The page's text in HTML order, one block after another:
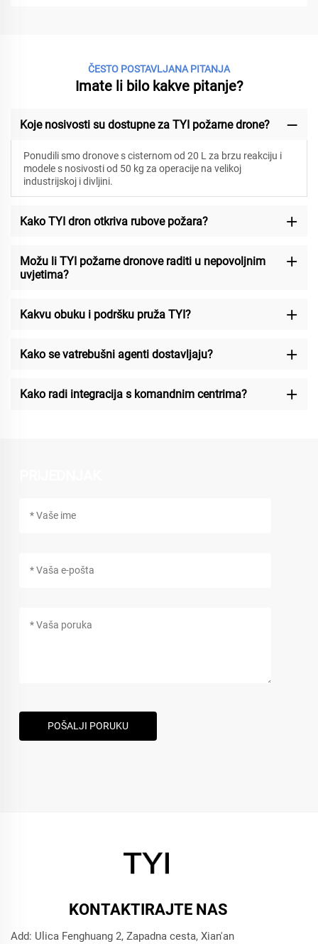
ČESTO POSTAVLJANA PITANJA
Imate li bilo kakve pitanje?
Koje nosivosti su dostupne za TYI požarne drone?
Ponudili smo dronove s cisternom od 20 L za brzu reakciju i
modele s nosivosti od 50 kg za operacije na velikoj
industrijskoj i divljini.
Kako TYI dron otkriva rubove požara?
Možu li TYI požarne dronove raditi u nepovoljnim
uvjetima?
Kakvu obuku i podršku pruža TYI?
Kako se vatrebušni agenti dostavljaju?
Kako radi integracija s komandnim centrima?
POŠALJI PORUKU
KONTAKTIRAJTE NAS
Add: Ulica Fenghuang 2, Zapadna cesta, Xian'an